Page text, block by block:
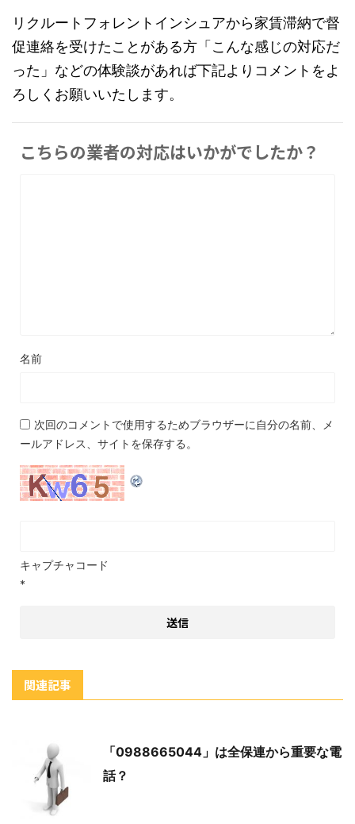
リクルートフォレントインシュアから家賃滞納で督
促連絡を受けたことがある方「こんな感じの対応だ
った」などの体験談があれば下記よりコメントをよ
ろしくお願いいたします。
こちらの業者の対応はいかがでしたか？
名前
次回のコメントで使用するためブラウザーに自分の名前、メ
ールアドレス、サイトを保存する。
キャプチャコード
*
関連記事
「0988665044」は全保連から重要な電
話？